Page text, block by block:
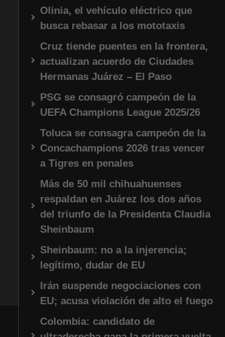
#EnVivo | DÍA 2: Audiencia en la Corte Internacional
Olinia, el vehículo eléctrico que
busca rebasar a los mototaxis
Cruz tiende puentes en la frontera,
actualizan acuerdo de Ciudades
Hermanas Juárez – El Paso
PSG se consagró campeón de la
UEFA Champions League 2025/26
Toluca se consagra campeón de la
Concachampions 2026 tras vencer
a Tigres en penales
Más de 50 mil chihuahuenses
respaldan en Juárez los dos años
del triunfo de la Presidenta Claudia
Sheinbaum
Sheinbaum: no a la injerencia;
legítimo, dudar de EU
Irán suspende negociaciones con
EU; acusa violación de alto el fuego
Colombia: candidato de